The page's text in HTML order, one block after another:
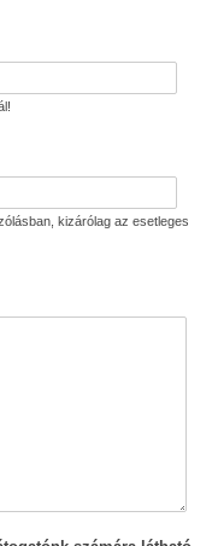
kizárólag az esetleges